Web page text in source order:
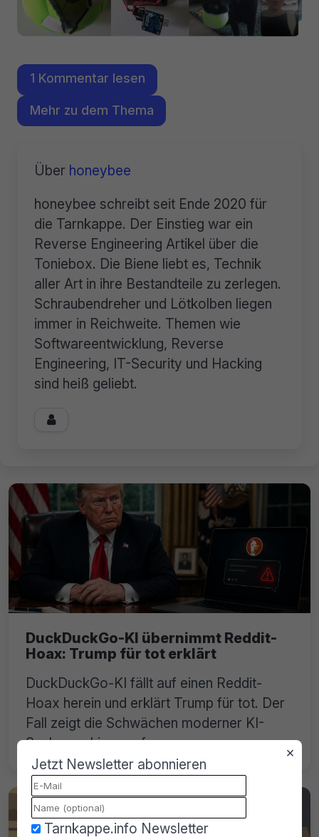
1 Kommentar lesen
Mehr zu dem Thema
Über honeybee
honeybee schreibt seit Ende 2020 für
die Tarnkappe. Der Einstieg war ein
Reverse Engineering Artikel über die
Toniebox. Die Biene liebt es, Technik
aller Art in ihre Bestandteile zu zerlegen.
Schraubendreher und Lötkolben liegen
immer in Reichweite. Themen wie
Softwareentwicklung, Reverse
Engineering, IT-Security und Hacking
sind heiß geliebt.

DuckDuckGo-KI übernimmt Reddit-
Hoax: Trump für tot erklärt
DuckDuckGo-KI fällt auf einen Reddit-
Hoax herein und erklärt Trump für tot. Der
Fall zeigt die Schwächen moderner KI-
Suchmaschinen auf.
×
Jetzt Newsletter abonnieren
Tarnkappe.info Newsletter